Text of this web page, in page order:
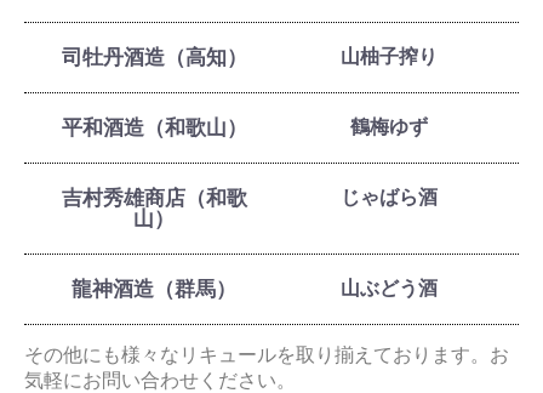
司牡丹酒造（高知） 山柚子搾り
平和酒造（和歌山） 鶴梅ゆず
吉村秀雄商店（和歌
山）
じゃばら酒
龍神酒造（群馬） 山ぶどう酒
その他にも様々なリキュールを取り揃えております。お
気軽にお問い合わせください。